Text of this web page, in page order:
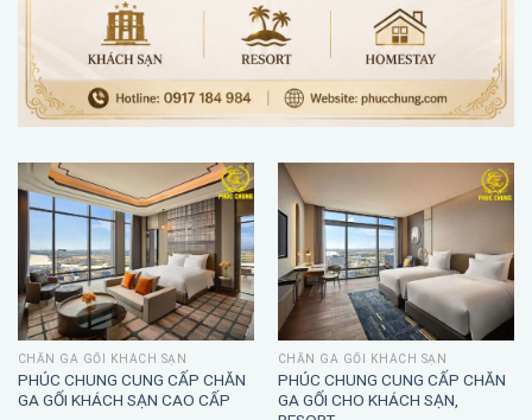
CHĂN GA GỐI KHÁCH SẠN
PHÚC CHUNG CUNG CẤP CHĂN
GA GỐI KHÁCH SẠN CAO CẤP
CHĂN GA GỐI KHÁCH SẠN
PHÚC CHUNG CUNG CẤP CHĂN
GA GỐI CHO KHÁCH SẠN,